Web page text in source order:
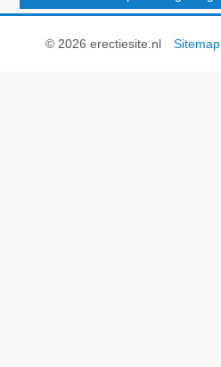
© 2026 erectiesite.nl Sitemap